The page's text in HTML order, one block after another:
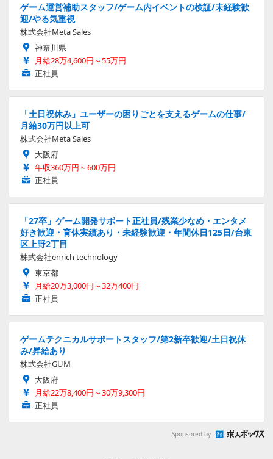
ゲーム運営補助スタッフ/ゲーム内イベントの検証/未経験歓
迎/やる気重視
株式会社Meta Sales
神奈川県
月給28万4,600円～55万円
正社員
「土日祝休み」ユーザーの困りごとを支えるゲームの仕事/
月給30万円以上可
株式会社Meta Sales
大阪府
年収360万円～600万円
正社員
「27卒」ゲーム開発サポート正社員/残業少なめ・エンタメ
好き歓迎・育休実績あり・未経験歓迎・年間休日125日/台東
区上野2丁目
株式会社enrich technology
東京都
月給20万3,000円～32万400円
正社員
ゲームテクニカルサポートスタッフ/第2新卒歓迎/土日祝休
み/昇給あり
株式会社GUM
大阪府
月給22万8,400円～30万9,300円
正社員
Sponsored by